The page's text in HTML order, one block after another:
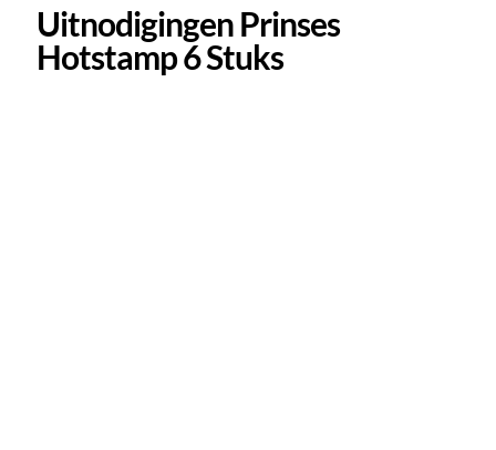
Uitnodigingen Prinses
Hotstamp 6 Stuks